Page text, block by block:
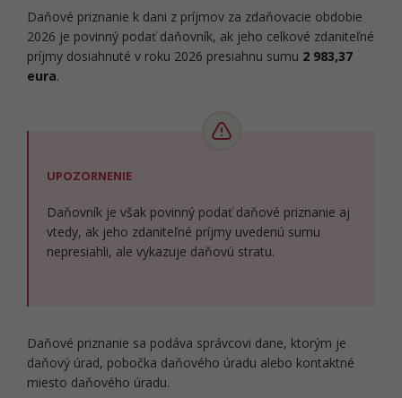
Daňové priznanie k dani z príjmov za zdaňovacie obdobie
2026 je povinný podať daňovník, ak jeho celkové zdaniteľné
príjmy dosiahnuté v roku 2026 presiahnu sumu 2 983,37
eura.
UPOZORNENIE
Daňovník je však povinný podať daňové priznanie aj
vtedy, ak jeho zdaniteľné príjmy uvedenú sumu
nepresiahli, ale vykazuje daňovú stratu.
Daňové priznanie sa podáva správcovi dane, ktorým je
daňový úrad, pobočka daňového úradu alebo kontaktné
miesto daňového úradu.